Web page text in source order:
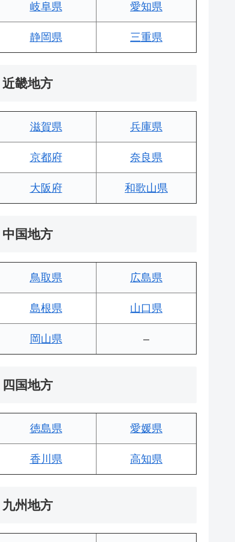
岐阜県 愛知県
静岡県 三重県
近畿地方
滋賀県 兵庫県
京都府 奈良県
大阪府 和歌山県
中国地方
鳥取県 広島県
島根県 山口県
岡山県 –
四国地方
徳島県 愛媛県
香川県 高知県
九州地方